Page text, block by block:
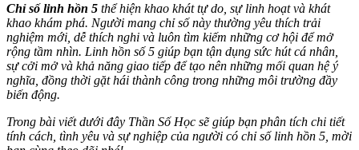
Chỉ số linh hồn 5 thể hiện khao khát tự do, sự linh hoạt và khát
khao khám phá. Người mang chỉ số này thường yêu thích trải
nghiệm mới, dễ thích nghi và luôn tìm kiếm những cơ hội để mở
rộng tầm nhìn. Linh hồn số 5 giúp bạn tận dụng sức hút cá nhân,
sự cởi mở và khả năng giao tiếp để tạo nên những mối quan hệ ý
nghĩa, đồng thời gặt hái thành công trong những môi trường đầy
biến động.
Trong bài viết dưới đây Thần Số Học sẽ giúp bạn phân tích chi tiết
tính cách, tình yêu và sự nghiệp của người có chỉ số linh hồn 5, mời